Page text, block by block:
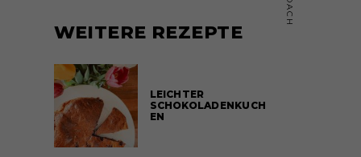
WEITERE REZEPTE
LEICHTER
SCHOKOLADENKUCH
EN